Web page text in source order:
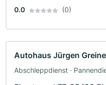
0.0 (0)
Autohaus Jürgen
Abschleppdienst ·